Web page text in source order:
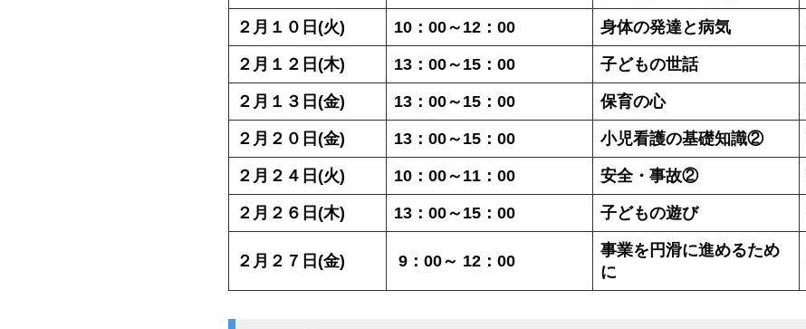
２月１０日(火) 10 ：00～12：00 身体の発達と病気
２月１２日(木) 13 ：00～15：00 子どもの世話
２月１３日(金) 13 ：00～15：00 保育の心
２月２０日(金) 13 ：00～15：00 小児看護の基礎知識②
２月２４日(火) 10 ：00～11：00 安全・事故②
２月２６日(木) 13 ：00～15：00 子どもの遊び
２月２７日(金) 9 ：00～ 12：00
事業を円滑に進めるため
に